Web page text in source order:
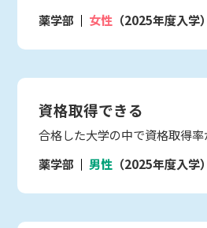
薬学部
女性 （2025年度入学）
資格取得できる
合格した大学の中で資格取得率
薬学部
男性 （2025年度入学）